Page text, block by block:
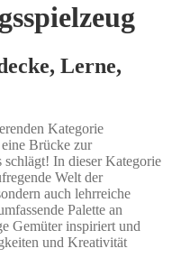
Lerne,
Kategorie
Brücke zur
In dieser Kategorie
Welt der
auch lehrreiche
Palette an
Gemüter inspiriert und
und Kreativität